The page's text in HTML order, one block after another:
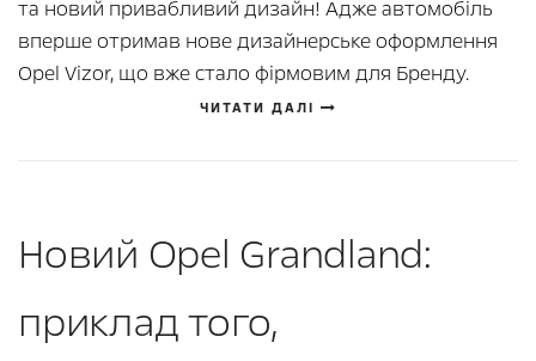
та новий привабливий дизайн! Адже автомобіль
вперше отримав нове дизайнерське оформлення
Opel Vizor, що вже стало фірмовим для Бренду.
ЧИТАТИ ДАЛІ
Новий Opel Grandland:
приклад того,